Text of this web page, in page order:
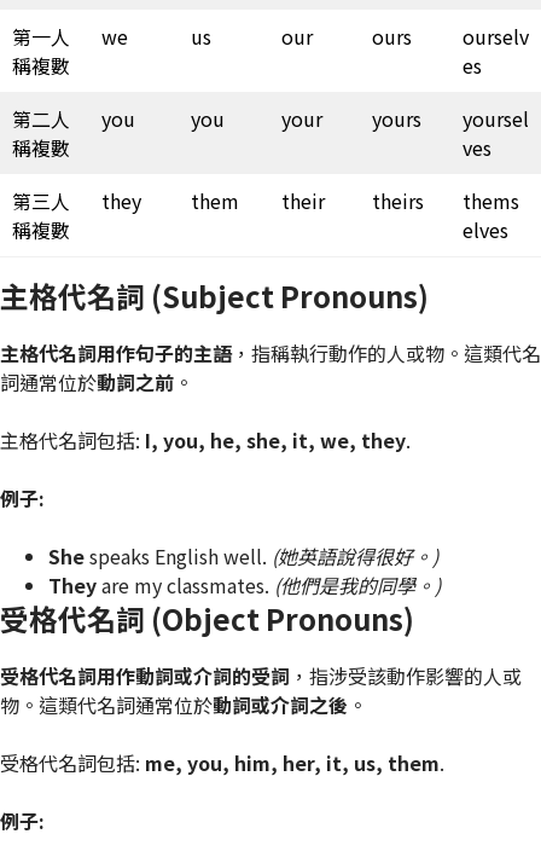
第一人
稱複數
we us our ours
ourselv
es
第二人
稱複數
you you your yours
yoursel
ves
第三人
稱複數
they them their theirs
thems
elves
主格代名詞 (Subject Pronouns)
主格代名詞用作句子的主語，指稱執行動作的人或物。這類代名
詞通常位於動詞之前 。
主格代名詞包括: I, you, he, she, it, we, they.
例子:
Shespeaks English well. (她英語說得很好。)
Theyare my classmates. (他們是我的同學。)
受格代名詞 (Object Pronouns)
受格代名詞用作動詞或介詞的受詞 ，指涉受該動作影響的人或
物。這類代名詞通常位於動詞或介詞之後 。
受格代名詞包括: me, you, him, her, it, us, them.
例子: